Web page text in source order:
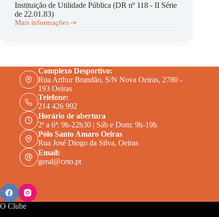
Instituição de Utilidade Pública (DR nº 118 - II Série
de 22.01.83)
Mais informações
História
Complexo Desportivo:
Rua Arthur Brandão, S/N Nova Oeiras, 2780 -
193 Oeiras
Telefone:
214 426 992
Horário de abertura
2ª a 6ª: 9h-22h30 | Sáb e Dom: 9h-19h
Pólo Santo Amaro Oeiras
Rua José Diogo da Silva, Oeiras
Email:
geral@ceto.pt
O Clube